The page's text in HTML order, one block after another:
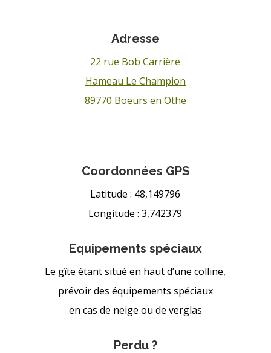
Adresse
22 rue Bob Carrière
Hameau Le Champion
89770 Boeurs en Othe
Coordonnées GPS
Latitude : 48,149796
Longitude : 3,742379
Equipements spéciaux
Le gîte étant situé en haut d’une colline,
prévoir des équipements spéciaux
en cas de neige ou de verglas
Perdu ?